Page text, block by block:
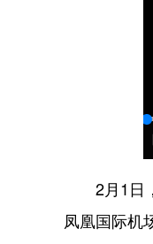
2月1日，
凤凰国际机